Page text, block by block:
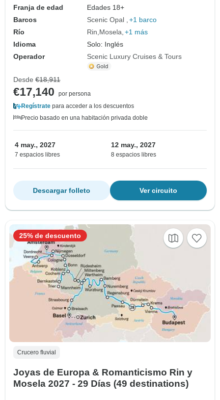
Franja de edad
Edades 18+
Barcos
Scenic Opal
+1 barco
Río
Rin Mosela +1 más
Idioma
Solo: Inglés
Operador
Scenic Luxury Cruises & Tours
Desde €18,911
€17,140
por persona
Regístrate para acceder a los descuentos
Precio basado en una habitación privada doble
4 may., 2027
7 espacios libres
12 may., 2027
8 espacios libres
Ver circuito
Descargar folleto
Crucero fluvial
Joyas de Europa & Romanticismo Rin y
Mosela 2027 - 29 Días (49 destinations)
25% de descuento